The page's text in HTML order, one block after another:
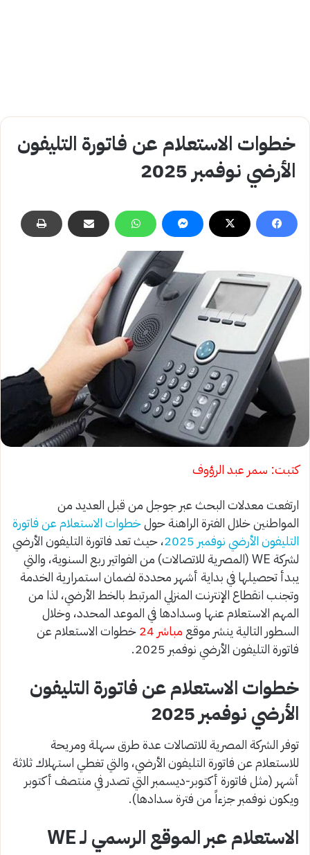
خطوات الاستعلام عن فاتورة التليفون
الأرضي نوفمبر 2025
كتبت: سمر عبد الرؤوف
ارتفعت معدلات البحث عبر جوجل من قبل العديد من
المواطنين خلال الفترة الراهنة حولخطوات الاستعلام عن فاتورة
التليفون الأرضي نوفمبر 2025
، حيث تعد فاتورة التليفون الأرضي
لشركة WE (المصرية للاتصالات) من الفواتير ربع السنوية، والتي
يبدأ تحصيلها في بداية أشهر محددة لضمان استمرارية الخدمة
وتجنب انقطاع الإنترنت المنزلي المرتبط بالخط الأرضي، لذا من
المهم الاستعلام عنها وسدادها في الموعد المحدد، وخلال
السطور التالية ينشر موقع مباشر 24
خطوات الاستعلام عن
فاتورة التليفون الأرضي نوفمبر 2025.
خطوات الاستعلام عن فاتورة التليفون
الأرضي نوفمبر 2025
توفر الشركة المصرية للاتصالات عدة طرق سهلة ومريحة
للاستعلام عن فاتورة التليفون الأرضي، والتي تغطي استهلاك ثلاثة
أشهر (مثل فاتورة أكتوبر-ديسمبر التي تصدر في منتصف أكتوبر
ويكون نوفمبر جزءاً من فترة سدادها).
الاستعلام عبر الموقع الرسمي لـ WE